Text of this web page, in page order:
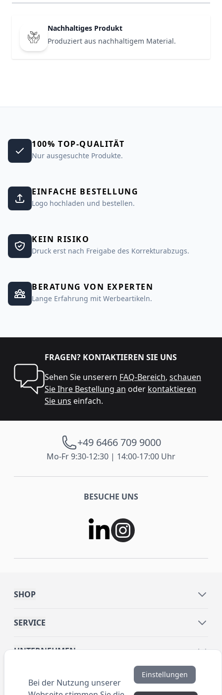
Nachhaltiges Produkt
Produziert aus nachhaltigem Material.
100% TOP-QUALITÄT
Nur ausgesuchte Produkte.
EINFACHE BESTELLUNG
Logo hochladen und bestellen.
KEIN RISIKO
Druck erst nach Freigabe des Korrekturabzugs.
BERATUNG VON EXPERTEN
Lange Erfahrung mit Werbeartikeln.
FRAGEN? KONTAKTIEREN SIE UNS
Sehen Sie unserern FAQ-Bereich, schauen
Sie Ihre Bestellung an oder kontaktieren
Sie uns einfach.
+49 6466 709 9000
Mo-Fr 9:30-12:30 | 14:00-17:00 Uhr
BESUCHE UNS
SHOP
SERVICE
UNTERNEHMEN
INFORMATIONEN
Bei der Nutzung unserer
Einstellungen